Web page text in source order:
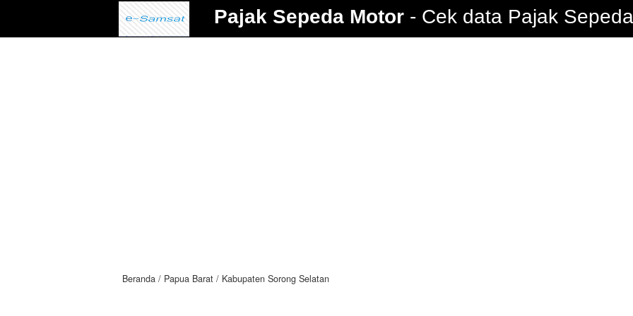
Pajak Sepeda Motor Cek data Pajak
Beranda Papua Barat Kabupaten Sorong Selatan